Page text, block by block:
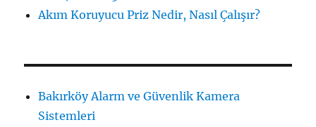
Akım Koruyucu Priz Nedir, Nasıl Çalışır?
Bakırköy Alarm ve Güvenlik Kamera
Sistemleri